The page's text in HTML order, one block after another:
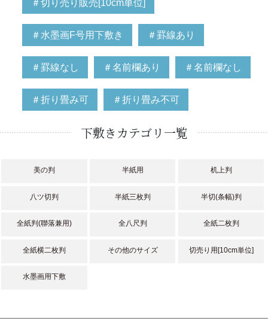
＃切り売り販売[10cm単位]
＃水墨画F号用下敷き ＃罫線あり
＃罫線なし ＃名前欄あり ＃名前欄なし
＃折り畳み可 ＃折り畳み不可
下敷きカテゴリ一覧
美の判 半紙用 机上判
八ツ切判 半紙三枚判 半切(条幅)判
全紙判(聯落兼用) 全八尺判 全紙二枚判
全紙横二枚判 その他のサイズ 切売り用[10cm単位]
水墨画用下敷